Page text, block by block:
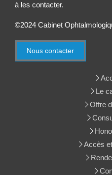
à les contacter.
©2024 Cabinet
Nous contacter
Le
Offre
Accès